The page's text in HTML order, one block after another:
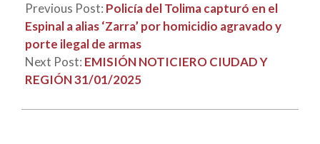
Previous Post: Policía del Tolima capturó en el
Espinal a alias ‘Zarra’ por homicidio agravado y
porte ilegal de armas
Next Post: EMISIÓN NOTICIERO CIUDAD Y
REGIÓN 31/01/2025